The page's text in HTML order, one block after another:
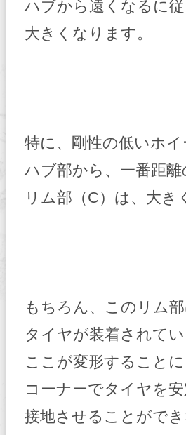
ハブから遠くなるに従
大きくなります。
特に、剛性の低いホイ
ハブ部から、一番距離
リム部（C）は、大
もちろん、このリム部
タイヤが装着されてい
ここが変形することに
コーナーでタイヤを
接地させることがで